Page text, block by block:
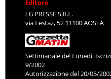
Editore
LG PRESSE S.R.L.
via Festaz, 52 11100 AOSTA
Settimanale del Lunedì.
9/2002
Autorizzazione del 20/05/